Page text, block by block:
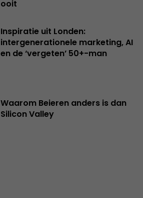
ooit
Inspiratie uit Londen:
intergenerationele marketing, AI
en de ‘vergeten’ 50+-man
Waarom Beieren anders is dan
Silicon Valley